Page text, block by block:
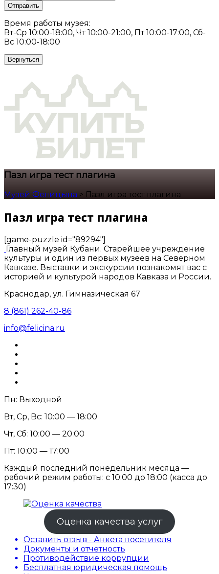
Отправить
Время работы музея:
Вт-Ср 10:00-18:00, Чт 10:00-21:00, Пт 10:00-17:00, Сб-
Вс 10:00-18:00
Вернуться
Пазл игра тест плагина
Музей Фелицына > Пазл игра тест плагина
Пазл игра тест плагина
[game-puzzle id="89294"]
Главный музей Кубани. Старейшее учреждение
культуры и один из первых музеев на Северном
Кавказе. Выставки и экскурсии познакомят вас с
историей и культурой народов Кавказа и России.
Краснодар, ул. Гимназическая 67
8 (861) 262-40-86
info@felicina.ru
Пн: Выходной
Вт, Ср, Вс: 10:00 — 18:00
Чт, Сб: 10:00 — 20:00
Пт: 10:00 — 17:00
Каждый последний понедельник месяца —
рабочий режим работы: с 10:00 до 18:00 (касса до
17:30)
Оценка качества услуг
Оставить отзыв - Анкета посетителя
Документы и отчетность
Противодействие коррупции
Бесплатная юридическая помощь